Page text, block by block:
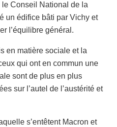
le Conseil National de la
un édifice bâti par Vichy et
l’équilibre général.
en matière sociale et la
qui ont en commun une
sont de plus en plus
sur l’autel de l’austérité et
s’entêtent Macron et